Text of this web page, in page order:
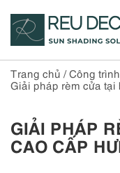
Trang chủ /Công trình
Giải pháp rèm cửa
GIẢI PHÁP
CAO CẤP